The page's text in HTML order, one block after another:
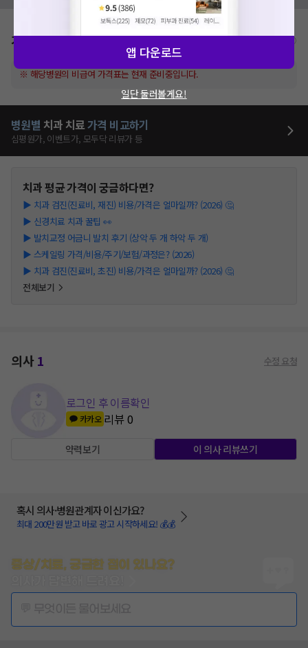
가격표 비급여/급여 진료란?
※ 해당병원의 비급여 가격표는 현재 준비중입니다.
병원별 치과 치료가격 비교하기
심평원가, 이벤트가, 모두닥 리뷰가 등
치과평균 가격이 궁금하다면?
▶ 치과 검진(진료비, 재진) 비용/가격은 얼마일까? (2026) 🤔
▶ 신경치료 치과 꿀팁 👀
▶ 발치교정 어금니 발치 후기 (상악 두 개 하악 두 개)
▶ 스케일링 가격/비용/주기/보험/과정은? (2026)
▶ 치과 검진(진료비, 초진) 비용/가격은 얼마일까? (2026) 🤔
전체보기
의사1 수정 요청
로그인 후 이름확인
카카오 리뷰0
약력보기 이 의사 리뷰쓰기
혹시 의사·병원관계자 이신가요?
최대 200만원 받고 바로 광고 시작하세요! 💰💰
증상/치료, 궁금한 점이 있나요?
앱 다운로드
일단 둘러볼게요!